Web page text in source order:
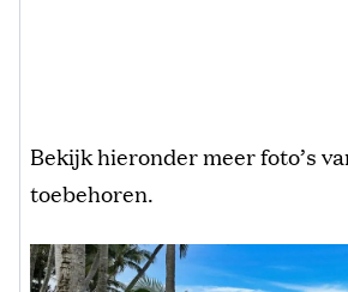
Bekijk hieronder meer foto’s
toebehoren.